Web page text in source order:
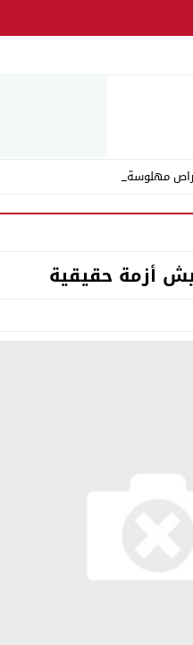
مهلوسة ومخدر ا_
أزمة حقيقية